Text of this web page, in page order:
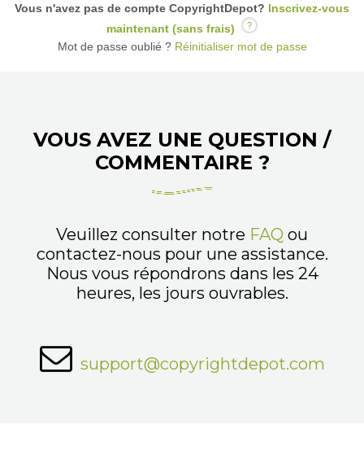
Vous n'avez pas de compte CopyrightDepot? Inscrivez-vous
maintenant (sans frais)
?
Mot de passe oublié ?Réinitialiser mot de passe
VOUS AVEZ UNE QUESTION /
COMMENTAIRE ?
Veuillez consulter notre FAQ ou
contactez-nous pour une assistance.
Nous vous répondrons dans les 24
heures, les jours ouvrables.
support@copyrightdepot.com